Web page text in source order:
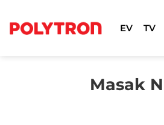
content
EV TV
Masak